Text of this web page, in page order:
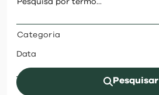
investir
balcão digital
visit
Categoria
Data
Pesquisar